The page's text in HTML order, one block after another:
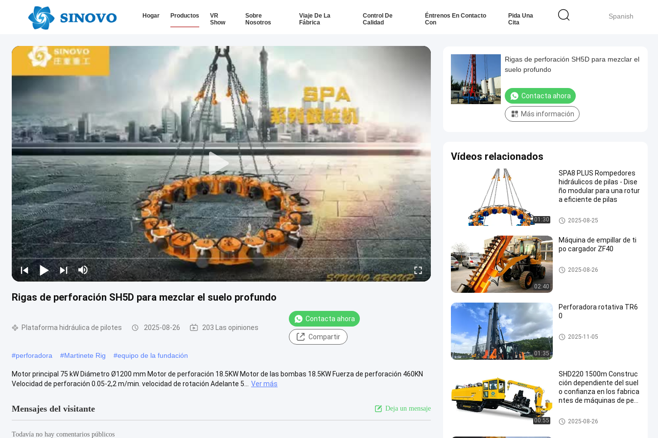
Spanish
Hogar Productos
VR
Show
Sobre
Nosotros
Viaje De La
Fábrica
Control De
Calidad
Éntrenos En Contacto
Con
Pida Una
Cita
Rigas de perforación SH5D para mezclar el suelo profundo
Plataforma hidráulica de pilotes 2025-08-26 203 Las opiniones
Contacta ahora
Compartir
#perforadora #Martinete Rig #equipo de la fundación
Motor principal 75 kW Diámetro Ø1200 mm Motor de perforación 18.5KW Motor de las bombas 18.5KW Fuerza de perforación 460KN
Velocidad de perforación 0.05-2,2 m/min. velocidad de rotación Adelante 5...
Ver más
Mensajes del visitante Deja un mensaje
Todavía no hay comentarios públicos
Rigas de perforación SH5D para mezclar el
suelo profundo
Contacta ahora
Más información
Vídeos relacionados
01:30
SPA8 PLUS Rompedores
hidráulicos de pilas - Dise
ño modular para una rotur
a eficiente de pilas
Plataforma hidráulica de pilote
s
2025-08-25
02:40
Máquina de empillar de ti
po cargador ZF40
Plataforma hidráulica de pilote
s
2025-08-26
01:35
Perforadora rotativa TR6
0
plataformas de perforación rot
atoria
2025-11-05
00:55
SHD220 1500m Construc
ción dependiente del suel
o confianza en los fabrica
ntes de máquinas de perf
ntal
Equipos de Perforación Horizo
ntal Perforación Direccional
2025-08-26